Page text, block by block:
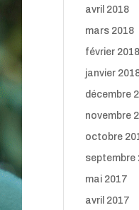
avril 2018
mars 2018
février 2018
janvier
décembre
novembre
octobre
septembre
mai 2017
avril 2017